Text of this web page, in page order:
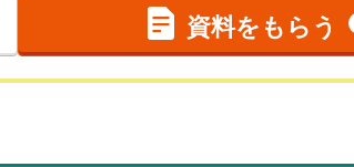
資料をもらう